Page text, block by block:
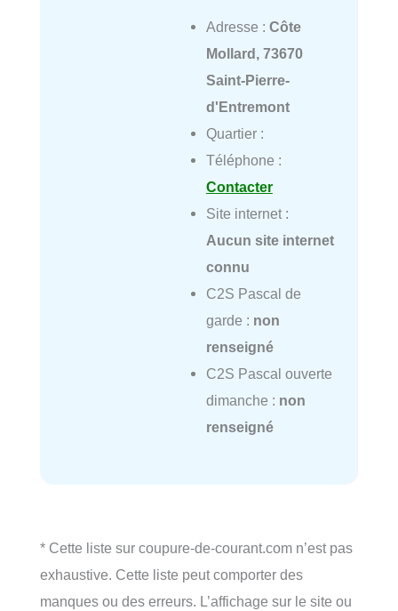
Adresse : Côte
Mollard, 73670
Saint-Pierre-
d'Entremont
Quartier :
Téléphone :
Contacter
Site internet :
Aucun site internet
connu
C2S Pascal de
garde : non
renseigné
C2S Pascal ouverte
dimanche : non
renseigné
* Cette liste sur coupure-de-courant.com n’est pas
exhaustive. Cette liste peut comporter des
manques ou des erreurs. L’affichage sur le site ou